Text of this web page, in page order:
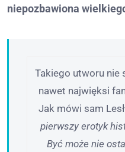
niepozbawiona
Takiego utworu nie
nawet najwięksi
Jak mówi sam
pierwszy erotyk
Być może nie